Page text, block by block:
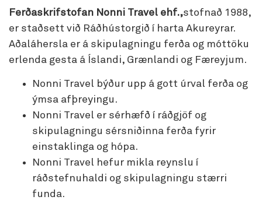
Ferðaskrifstofan Nonni Travel ehf.,stofnað 1988,
er staðsett við Ráðhústorgið í harta Akureyrar.
Aðaláhersla er á skipulagningu ferða og móttöku
erlenda gesta á Íslandi, Grænlandi og Færeyjum.
Nonni Travel býður upp á gott úrval ferða og
ýmsa afþreyingu.
Nonni Travel er sérhæfð í ráðgjöf og
skipulagningu sérsniðinna ferða fyrir
einstaklinga og hópa.
Nonni Travel hefur mikla reynslu í
ráðstefnuhaldi og skipulagningu stærri
funda.